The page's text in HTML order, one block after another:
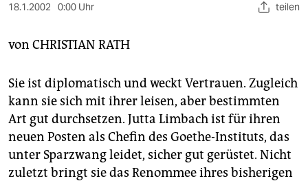
nord
wahrheit
verlag
verlag
veranstaltungen
18.1.2002 0:00 Uhr teilen
von CHRISTIAN RATH
Sie ist diplomatisch und weckt Vertrauen. Zugleich
kann sie sich mit ihrer leisen, aber bestimmten
Art gut durchsetzen. Jutta Limbach ist für ihren
neuen Posten als Chefin des Goethe-Instituts, das
unter Sparzwang leidet, sicher gut gerüstet. Nicht
zuletzt bringt sie das Renommee ihres bisherigen